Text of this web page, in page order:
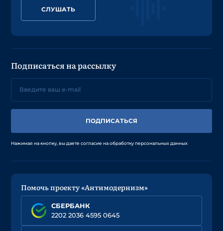
СЛУШАТЬ
Подписаться на рассылку
ПОДПИСАТЬСЯ
Нажимая на кнопку, вы даете согласие на обработку персональных данных
Помочь проекту «Антимодернизм»
СБЕРБАНК
2202 2036 4595 0645